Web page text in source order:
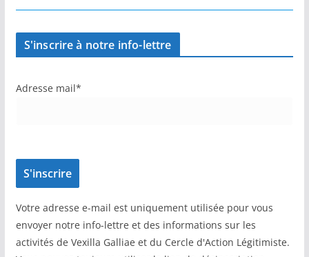
S'inscrire à notre info-lettre
Adresse mail*
Votre adresse e-mail est uniquement utilisée pour vous
envoyer notre info-lettre et des informations sur les
activités de Vexilla Galliae et du Cercle d'Action Légitimiste.